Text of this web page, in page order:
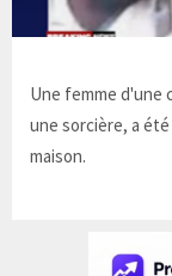
Une femme d'une
une sorcière, a
maison.